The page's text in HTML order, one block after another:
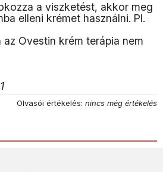
a viszketést, akkor meg
elleni krémet használni. Pl.
az Ovestin krém terápia nem
Olvasói értékelés: nincs még értékelés